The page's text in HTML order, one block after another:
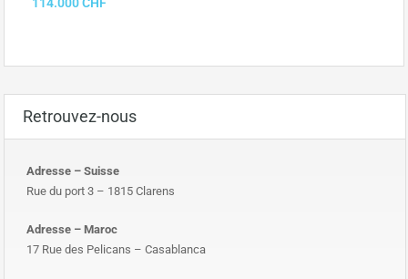
Retrouvez-nous
Adresse – Suisse
Rue du port 3 – 1815 Clarens
Adresse – Maroc
17 Rue des Pelicans – Casablanca